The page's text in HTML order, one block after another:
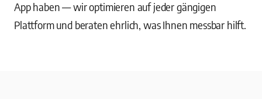
App haben — wir optimieren auf jeder gängigen
Plattform und beraten ehrlich, was Ihnen messbar hilft.